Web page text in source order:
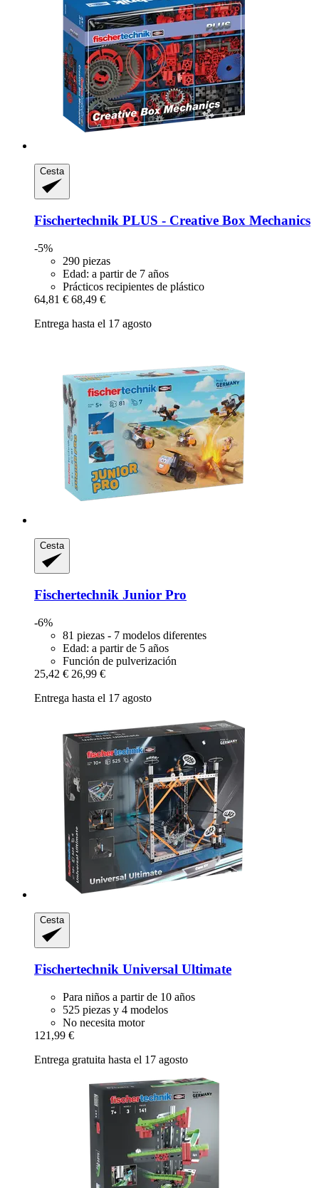
Cesta
Fischertechnik PLUS -​ Creative Box Mechanics
-5%
290 piezas
Edad: a partir de 7 años
Prácticos recipientes de plástico
64,81 € 68,49 €
Entrega hasta el 17 agosto
Cesta
Fischertechnik Junior Pro
-6%
81 piezas - 7 modelos diferentes
Edad: a partir de 5 años
Función de pulverización
25,42 € 26,99 €
Entrega hasta el 17 agosto
Cesta
Fischertechnik Universal Ultimate
Para niños a partir de 10 años
525 piezas y 4 modelos
No necesita motor
121,99 €
Entrega gratuita hasta el 17 agosto